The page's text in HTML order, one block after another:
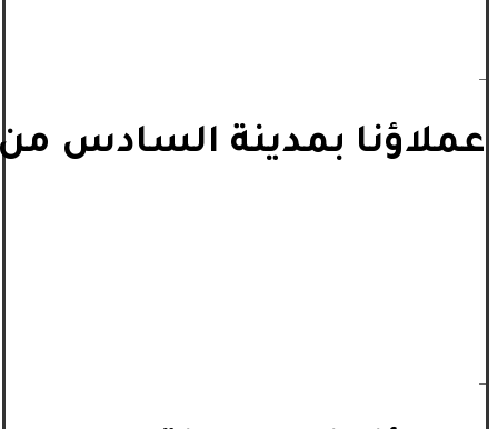
_
عملاؤنا بمدينة السادس من
_